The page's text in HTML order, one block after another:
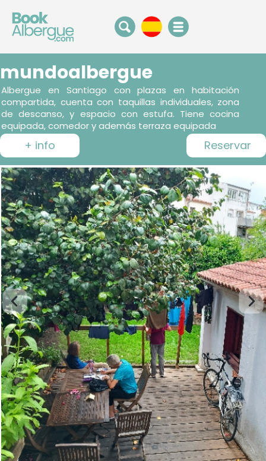
mundoalbergue
Albergue en Santiago con plazas en habitación
compartida, cuenta con taquillas individuales, zona
de descanso, y espacio con estufa. Tiene cocina
equipada, comedor y además terraza equipada
+ info Reservar